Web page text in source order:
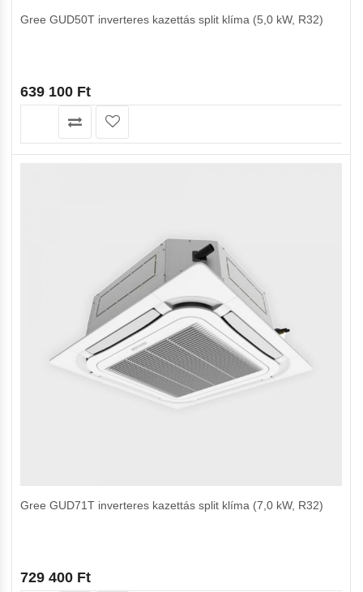
Gree GUD50T inverteres kazettás split klíma (5,0 kW, R32)
639 100 Ft
Gree GUD71T inverteres kazettás split klíma (7,0 kW, R32)
729 400 Ft